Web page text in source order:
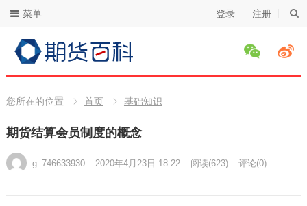
登录 注册
菜单
您所在的位置 首页 基础知识
期货结算会员制度的概念
g_746633930 2020年4月23日 18:22 阅读(623) 评论(0)